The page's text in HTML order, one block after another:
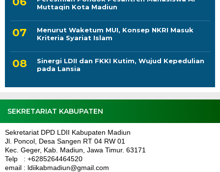
Muttaqin Kota Madiun
Menurut Waketum MUI, Konsep NKRI Masuk
Kriteria Syariat Islam
Sinergi LDII dan FKKI Kutim, Wujud Kepedulian
pada Lansia
SEKRETARIAT KABUPATEN
Sekretariat DPD LDII Kabupaten Madiun
Jl. Poncol, Desa Sangen RT 04 RW 01
Kec. Geger, Kab. Madiun, Jawa Timur. 63171
Telp : +6285264464520
email : ldiikabmadiun@gmail.com